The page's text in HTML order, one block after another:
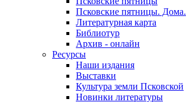
Псковские пятницы. Дома.
Литературная карта
Библиотур
Архив - онлайн
Ресурсы
Наши издания
Выставки
Культура земли Псковской
Новинки литературы